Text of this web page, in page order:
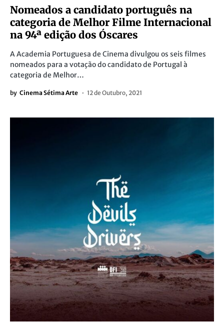
Nomeados a candidato português na
categoria de Melhor Filme Internacional
na 94ª edição dos Óscares
A Academia Portuguesa de Cinema divulgou os seis filmes
nomeados para a votação do candidato de Portugal à
categoria de Melhor…
by Cinema Sétima Arte 12 de Outubro, 2021